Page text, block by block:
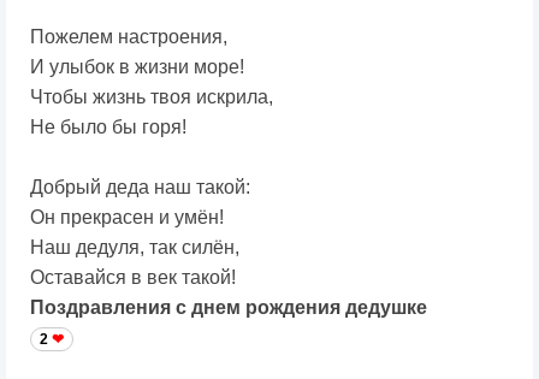
Пожелем настроения,
И улыбок в жизни море!
Чтобы жизнь твоя искрила,
Не было бы горя!
Добрый деда наш такой:
Он прекрасен и умён!
Наш дедуля, так силён,
Оставайся в век такой!
Поздравления с днем рождения дедушке
2